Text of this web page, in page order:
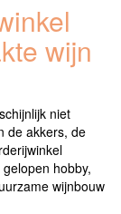
wijn
niet
de akkers, de
hobby,
wijnbouw